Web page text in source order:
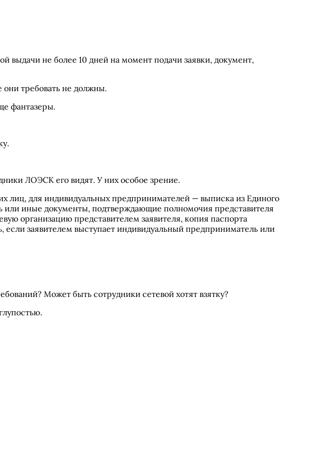
выдачи не более 10 дней на момент подачи заявки, документ,
требовать не должны.
фантазеры.
ЛОЭСК его видят. У них особое зрение.
лиц, для индивидуальных предпринимателей — выписка из Единого
или иные документы, подтверждающие полномочия представителя
организацию представителем заявителя, копия паспорта
заявителем выступает индивидуальный предприниматель или
Может быть сотрудники сетевой хотят взятку?